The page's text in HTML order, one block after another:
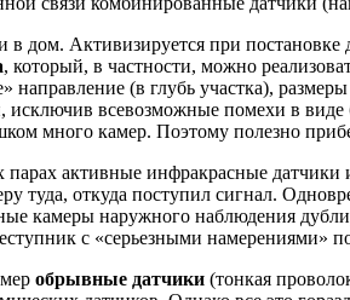
дом. Активизируется при
, который, в частности, можно
(в глубь участка),
всевозможные помехи в
много камер. Поэтому полезно
активные инфракрасные
туда, откуда поступил сигнал.
камеры наружного наблюдения
с «серьезными намерениями»
обрывные датчики (тонкая